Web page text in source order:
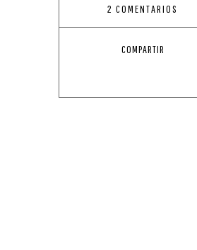
2 COMENTARIOS
COMPARTIR